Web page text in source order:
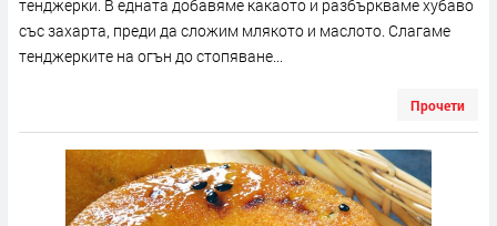
тенджерки. В едната добавяме какаото и разбъркваме хубаво
със захарта, преди да сложим млякото и маслото. Слагаме
тенджерките на огън до стопяване...
Прочети